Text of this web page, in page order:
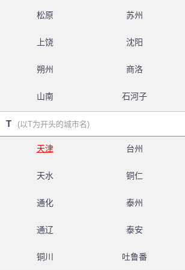
松原 苏州
上饶 沈阳
朔州 商洛
山南 石河子
T (以T为开头的城市名)
天津 台州
天水 铜仁
通化 泰州
通辽 泰安
铜川 吐鲁番